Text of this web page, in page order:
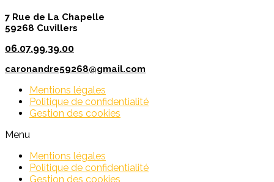
7 Rue de La Chapelle
59268 Cuvillers
06.07.99.39.00
caronandre59268@gmail.com
Mentions légales
Politique de confidentialité
Gestion des cookies
Menu
Mentions légales
Politique de confidentialité
Gestion des cookies